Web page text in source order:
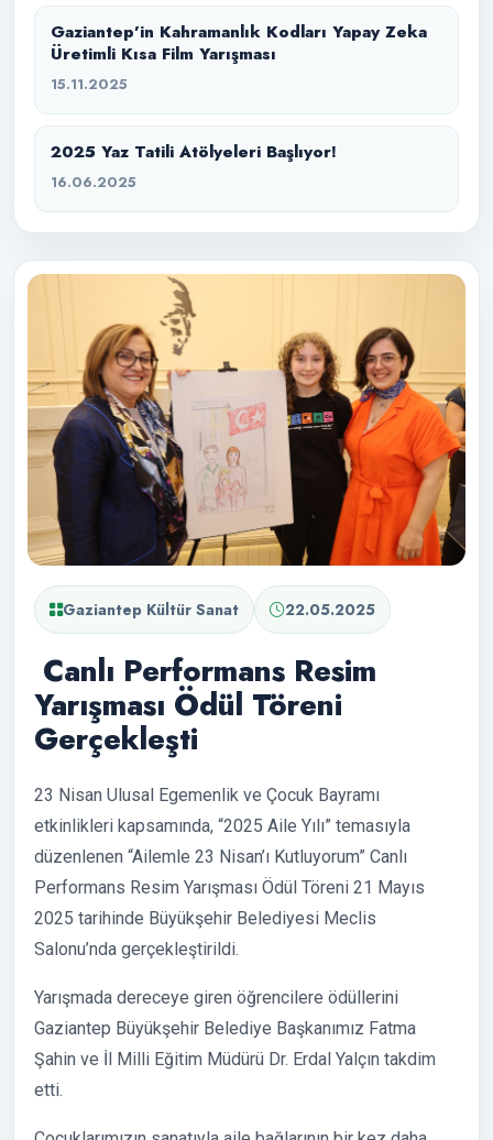
Gaziantep Kültür Sanat 22.05.2025
Canlı Performans Resim
Yarışması Ödül Töreni
Gerçekleşti
23 Nisan Ulusal Egemenlik ve Çocuk Bayramı
etkinlikleri kapsamında, “2025 Aile Yılı” temasıyla
düzenlenen “Ailemle 23 Nisan’ı Kutluyorum” Canlı
Performans Resim Yarışması Ödül Töreni 21 Mayıs
2025 tarihinde Büyükşehir Belediyesi Meclis
Salonu’nda gerçekleştirildi.
Yarışmada dereceye giren öğrencilere ödüllerini
Gaziantep Büyükşehir Belediye Başkanımız Fatma
Şahin ve İl Milli Eğitim Müdürü Dr. Erdal Yalçın takdim
etti.
Gaziantep’in Kahramanlık Kodları Yapay Zeka
Üretimli Kısa Film Yarışması
15.11.2025
2025 Yaz Tatili Atölyeleri Başlıyor!
16.06.2025